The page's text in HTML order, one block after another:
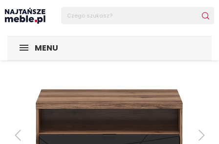
MENU
Sklep Najtańsze-meble